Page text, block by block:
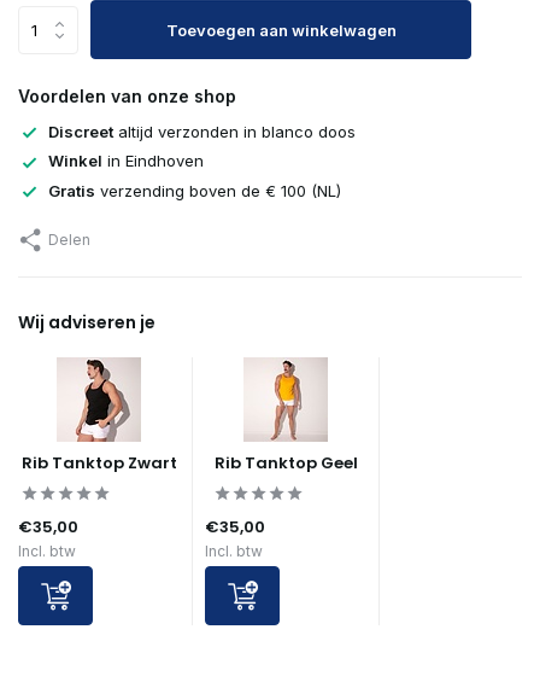
Toevoegen aan winkelwagen
Voordelen van onze shop
Discreet altijd verzonden in blanco doos
Winkel in Eindhoven
Gratis verzending boven de € 100 (NL)
Delen
Wij adviseren je
Rib Tanktop Zwart
€35,00
Incl. btw
Rib Tanktop Geel
€35,00
Incl. btw